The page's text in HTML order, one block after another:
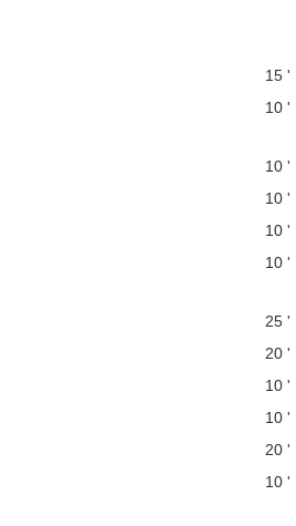
15 '
10 '
10 '
10 '
10 '
10 '
25 '
20 '
10 '
10 '
20 '
10 '